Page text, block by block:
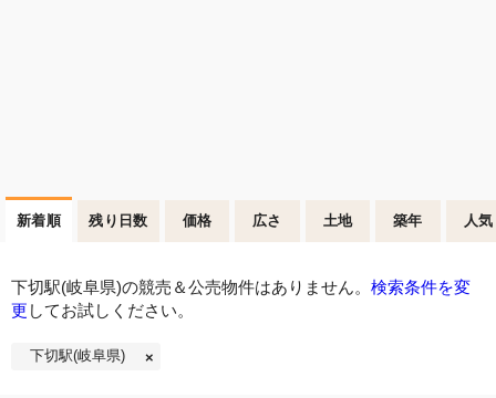
新着順 残り日数 価格 広さ 土地 築年 人気
下切駅(岐阜県)の競売＆公売物件はありません。 検索条件を変
更 してお試しください。
下切駅(岐阜県)